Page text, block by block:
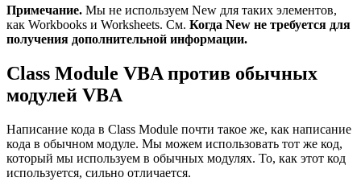
Примечание. Мы не используем New для таких элементов,
как Workbooks и Worksheets. См. Когда New не требуется для
получения дополнительной информации.
Class Module VBA против обычных
модулей VBA
Написание кода в Class Module почти такое же, как написание
кода в обычном модуле. Мы можем использовать тот же код,
который мы используем в обычных модулях. То, как этот код
используется, сильно отличается.